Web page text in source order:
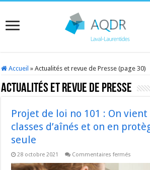
Accueil » Actualités et revue de Presse (page 30)
Actualités et revue de Presse
Projet de loi no 101 : On
classes d’aînés et on en
seule
28 octobre 2021 Commentaires fermés